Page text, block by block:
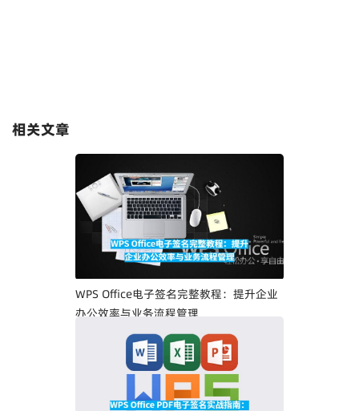
相关文章
WPS Office电子签名完整教程：提升企业
办公效率与业务流程管理